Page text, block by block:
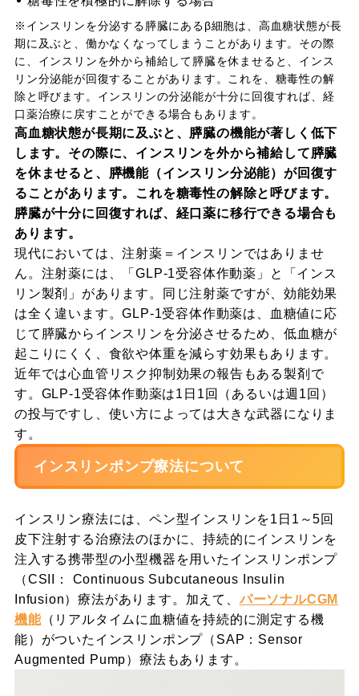
※インスリンを分泌する膵臓にあるβ細胞は、高血糖状態が長
期に及ぶと、働かなくなってしまうことがあります。その際
に、インスリンを外から補給して膵臓を休ませると、インス
リン分泌能が回復することがあります。これを、糖毒性の解
除と呼びます。インスリンの分泌能が十分に回復すれば、経
口薬治療に戻すことができる場合もあります。
高血糖状態が長期に及ぶと、膵臓の機能が著しく低下
します。その際に、インスリンを外から補給して膵臓
を休ませると、膵機能（インスリン分泌能）が回復す
ることがあります。これを糖毒性の解除と呼びます。
膵臓が十分に回復すれば、経口薬に移行できる場合も
あります。
現代においては、注射薬＝インスリンではありませ
ん。注射薬には、「GLP-1受容体作動薬」と「インス
リン製剤」があります。同じ注射薬ですが、効能効果
は全く違います。GLP-1受容体作動薬は、血糖値に応
じて膵臓からインスリンを分泌させるため、低血糖が
起こりにくく、食欲や体重を減らす効果もあります。
近年では心血管リスク抑制効果の報告もある製剤で
す。GLP-1受容体作動薬は1日1回（あるいは週1回）
の投与ですし、使い方によっては大きな武器になりま
す。
インスリンポンプ療法について
インスリン療法には、ペン型インスリンを1日1～5回
皮下注射する治療法のほかに、持続的にインスリンを
注入する携帯型の小型機器を用いたインスリンポンプ
（CSII： Continuous Subcutaneous Insulin
Infusion）療法があります。加えて、パーソナルCGM
機能（リアルタイムに血糖値を持続的に測定する機
能）がついたインスリンポンプ（SAP：Sensor
Augmented Pump）療法もあります。